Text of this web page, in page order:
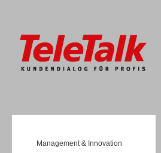
Management & Innovation